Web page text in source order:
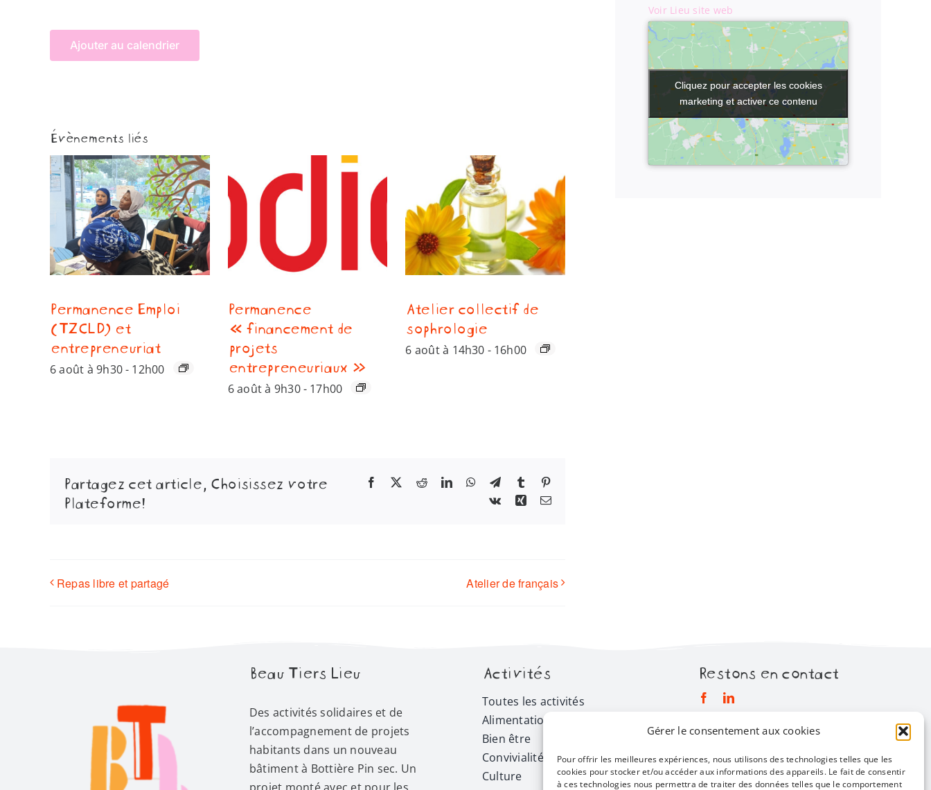
Gérer le consentement aux cookies
Pour offrir les meilleures expériences, nous utilisons des technologies telles que les
cookies pour stocker et/ou accéder aux informations des appareils. Le fait de consentir
à ces technologies nous permettra de traiter des données telles que le comportement
Ajouter au calendrier
Évènements liés
Permanence Emploi
(TZCLD) et
entrepreneuriat
6 août à 9h30- 12h00
Permanence
« financement de
projets
entrepreneuriaux »
6 août à 9h30- 17h00
Atelier collectif de
sophrologie
6 août à 14h30 - 16h00
Partagez cet article, Choisissez votre
Plateforme!
Facebook RedditLinkedInWhatsApp
TelegramTumblr
Vk
Xing Email
Repas libre et partagé Atelier de français
Voir Lieu site web
Cliquez pour accepter les cookies
marketing et activer ce contenu
Cliquez pour accepter les cookies
marketing et activer ce contenu
Beau Tiers Lieu
Des activités solidaires et de
l’accompagnement de projets
habitants dans un nouveau
bâtiment à Bottière Pin sec. Un
Activités
Toutes les activités
Alimentation
Bien être
Convivialité
Culture
Restons en contact
Mentions légales
Politique de confidentialité
Infos pratiques